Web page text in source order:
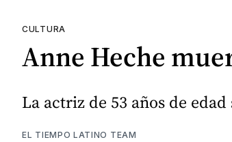
CULTURA
Anne Heche
La actriz de 53 años de
EL TIEMPO LATINO TEAM